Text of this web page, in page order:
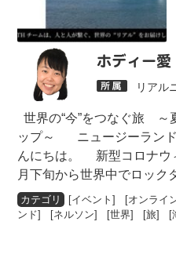
ホディー愛
リアル
世界の“今”をつなぐ旅 ～
ップ～ ニュージーランド
んにちは。 新型コロナウ
月下旬から世界中でロック
[イベント] [オンライ
ンド] [ネルソン] [世界] [旅] [